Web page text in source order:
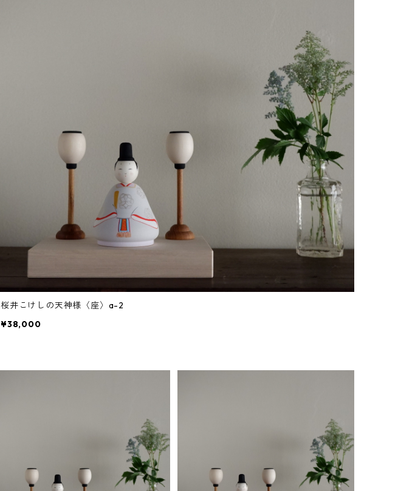
桜井こけしの天神様〈座〉a-2
¥38,000